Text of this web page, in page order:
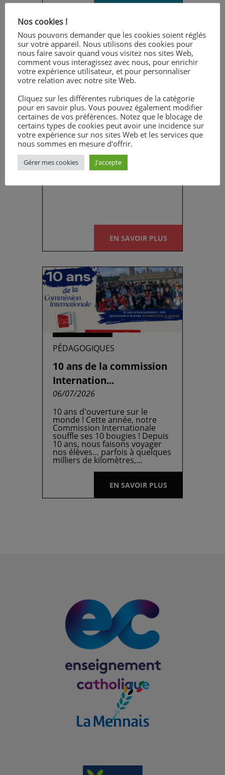
INFOS PRATIQUES
Informations de rentrée
10/07/2026
ainsi que toutes les
informations nécessaires
EN SAVOIR PLUS
PÉDAGOGIQUES
10 ans de la commission
Internation...
06/07/2026
10 ans d'ouverture sur le
monde ! Cette année, notre
Commission Internationale
souffle ses 10 bougies ! Depuis
10 ans, nous faisons voyager
nos élèves… parfois à quelques
milliers de kilomètres,...
EN SAVOIR PLUS
Nos cookies !
Nous pouvons demander que les cookies soient réglés
sur votre appareil. Nous utilisons des cookies pour
nous faire savoir quand vous visitez nos sites Web,
comment vous interagissez avec nous, pour enrichir
votre expérience utilisateur, et pour personnaliser
votre relation avec notre site Web.
Cliquez sur les différentes rubriques de la catégorie
pour en savoir plus. Vous pouvez également modifier
certaines de vos préférences. Notez que le blocage de
certains types de cookies peut avoir une incidence sur
votre expérience sur nos sites Web et les services que
nous sommes en mesure d'offrir.
Gérer mes cookies J'accepte